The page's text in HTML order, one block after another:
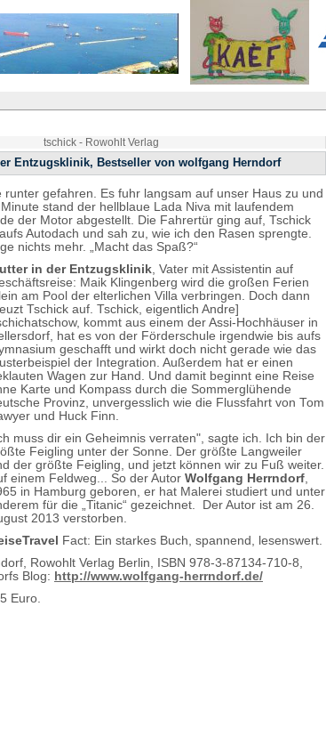
tschick - Rowohlt Verlag
Entzugsklinik, Bestseller von wolfgang Herndorf
runter­ gefahren. Es fuhr langsam auf unser Haus zu und
stand der hellblaue Lada Niva mit laufendem
der Motor abgestellt. Die Fahrertür ging auf, Tschick
Autodach und sah zu, wie ich den Rasen sprengte.
nichts mehr. „Macht das Spaß?“
in der Entzugsklinik , Vater mit Assis­tentin auf
Maik Klingenberg wird die großen Ferien
am Pool der elterlichen Villa verbringen. Doch dann
Tschick auf. Tschick, eigentlich Andre]
kommt aus einem der Assi-Hochhäuser in
hat es von der Förderschule irgendwie bis aufs
geschafft und wirkt doch nicht gerade wie das
der Integration. Außer­dem hat er einen
Wagen zur Hand. Und damit beginnt eine Reise
Karte und Kompass durch die Sommerglühende
Provinz, unvergesslich wie die Flussfahrt von Tom
und Huck Finn.
muss dir ein Geheimnis verraten", sagte ich. Ich bin der
Feigling unter der Sonne. Der größte Langweiler
der größte Feigling, und jetzt können wir zu Fuß weiter.
einem Feldweg... So der Autor Wolfgang Herrndorf
in Hamburg geboren, er hat Malerei studiert und unter
für die „Titanic“ gezeichnet. Der Autor ist am 26.
2013 verstorben.
Fact: Ein starkes Buch, spannend, lesenswert.
Rowohlt Verlag Berlin, ISBN 978-3-87134-710-8,
Blog: http://www.wolfgang-herrndorf.de/
Euro.